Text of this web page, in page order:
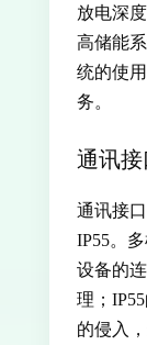
放电深
高储能
统的使
务。
通讯
通讯接
IP55。
设备的
理；
的侵入